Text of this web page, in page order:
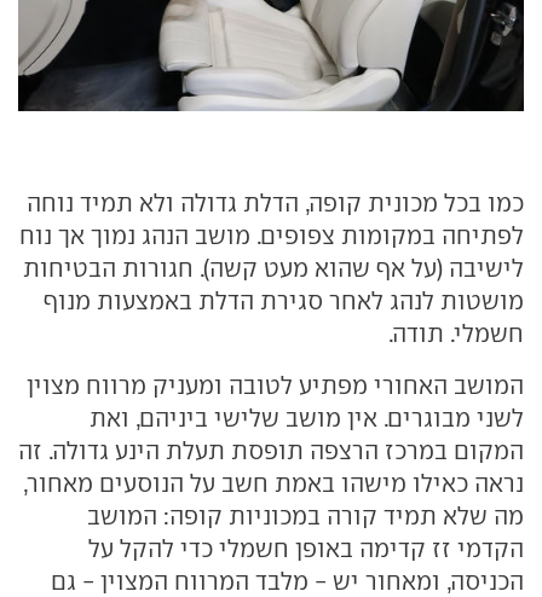
כמו בכל מכונית קופה, הדלת גדולה ולא תמיד נוחה
לפתיחה במקומות צפופים. מושב הנהג נמוך אך נוח
לישיבה (על אף שהוא מעט קשה). חגורות הבטיחות
מושטות לנהג לאחר סגירת הדלת באמצעות מנוף
חשמלי. תודה.
המושב האחורי מפתיע לטובה ומעניק מרווח מצוין
לשני מבוגרים. אין מושב שלישי ביניהם, ואת
המקום במרכז הרצפה תופסת תעלת הינע גדולה. זה
נראה כאילו מישהו באמת חשב על הנוסעים מאחור,
מה שלא תמיד קורה במכוניות קופה: המושב
הקדמי זז קדימה באופן חשמלי כדי להקל על
הכניסה, ומאחור יש - מלבד המרווח המצוין - גם